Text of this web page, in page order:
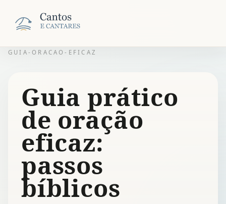
GUIA-ORACAO-EFICAZ
Guia prático
de oração
eficaz:
passos
bíblicos